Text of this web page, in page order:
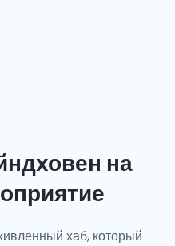
на
хаб, который